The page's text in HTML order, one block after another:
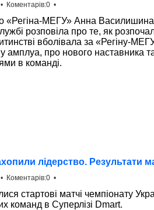
Коментарів:0 •
«Регіна-МЕГУ» Анна Василишина
розповіла про те, як
вболівала за «Регіну-
амплуа, про нового наставника
в команді.
лідерство. Результати
Коментарів:0 •
стартові матчі чемпіонату
команд в Суперлізі Dmart.